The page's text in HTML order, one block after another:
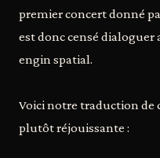
premier concert donné
est donc censé
engin spatial.
Voici notre traduction de
plutôt réjouissante :